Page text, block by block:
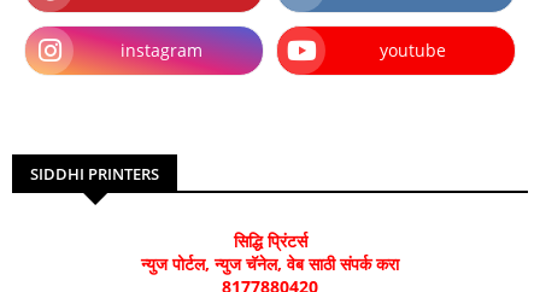
instagram youtube
SIDDHI PRINTERS
सिद्धि प्रिंटर्स
न्युज पोर्टल, न्युज चॅनेल, वेब साठी संपर्क करा
8177880420